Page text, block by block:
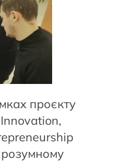
проєкту
розумному